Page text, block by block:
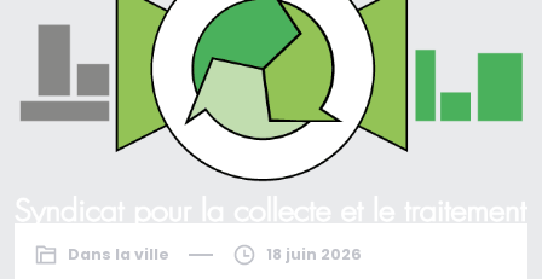
Dans la ville 18 juin 2026